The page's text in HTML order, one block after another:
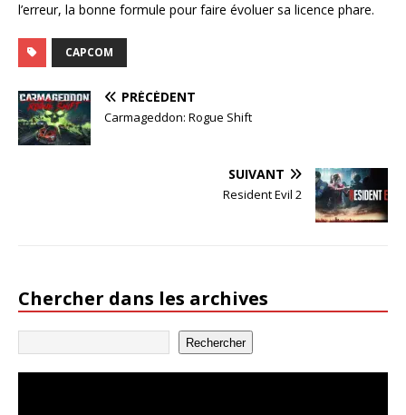
l’erreur, la bonne formule pour faire évoluer sa licence phare.
CAPCOM
PRÉCÉDENT
Carmageddon: Rogue Shift
SUIVANT
Resident Evil 2
Chercher dans les archives
Rechercher